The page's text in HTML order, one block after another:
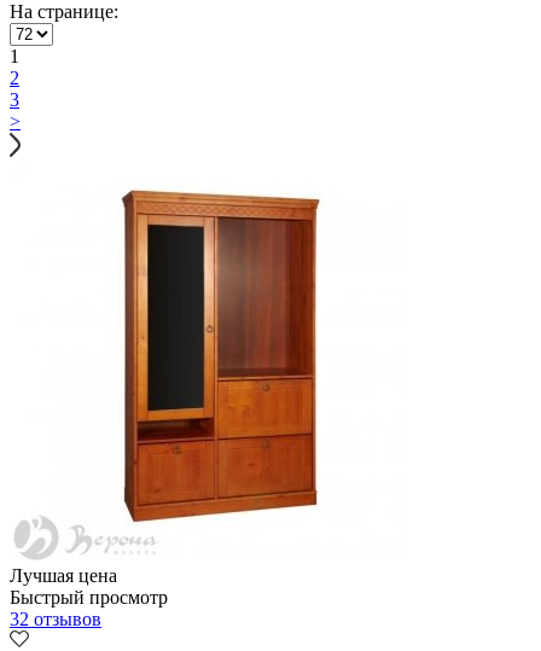
На странице:
1
2
3
>
Лучшая цена
Быстрый просмотр
32 отзывов